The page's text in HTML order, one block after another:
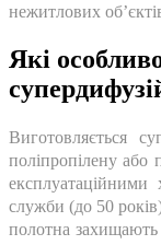
нежитлових
Які
Виготовляється
поліпропілену або
експлуатаційними
служби (до 50
полотна захищають